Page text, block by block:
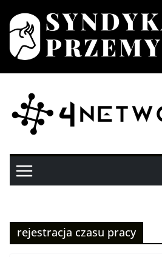
do
treści
rejestracja czasu pracy